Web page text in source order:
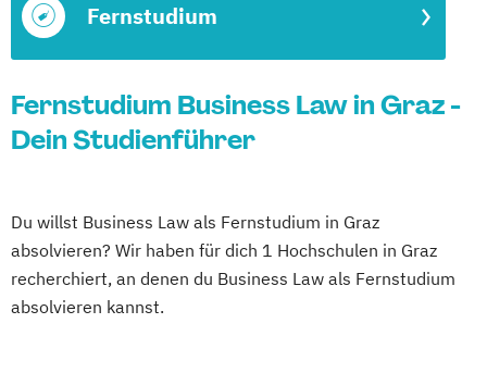
Fernstudium
Fernstudium Business Law in Graz -
Dein Studienführer
Du willst Business Law als Fernstudium in Graz
absolvieren? Wir haben für dich 1 Hochschulen in Graz
recherchiert, an denen du Business Law als Fernstudium
absolvieren kannst.